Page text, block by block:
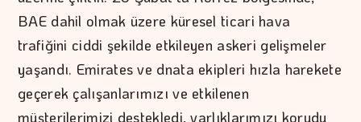
BAE dahil olmak üzere küresel ticari hava
trafiğini ciddi şekilde etkileyen askeri gelişmeler
yaşandı. Emirates ve dnata ekipleri hızla harekete
geçerek çalışanlarımızı ve etkilenen
müşterilerimizi destekledi, varlıklarımızı korudu